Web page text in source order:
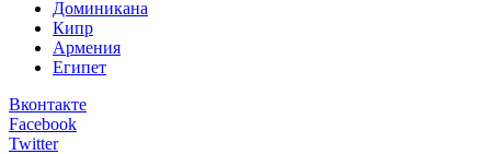
Доминикана
Кипр
Армения
Египет
Вконтакте
Facebook
Twitter